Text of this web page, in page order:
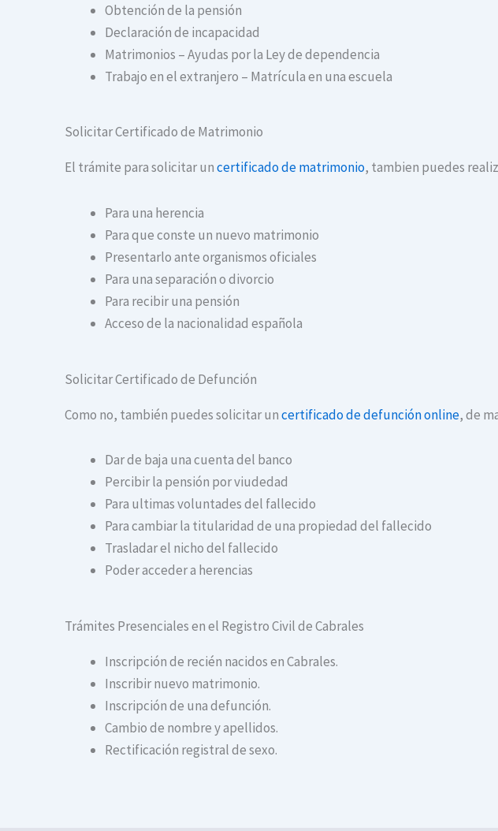
Obtención de la pensión
Declaración de incapacidad
Matrimonios – Ayudas por la Ley de dependencia
Trabajo en el extranjero – Matrícula en una escuela
Solicitar Certificado de Matrimonio
El trámite para solicitar uncertificado de matrimonio, tambien puedes
Para una herencia
Para que conste un nuevo matrimonio
Presentarlo ante organismos oficiales
Para una separación o divorcio
Para recibir una pensión
Acceso de la nacionalidad española
Solicitar Certificado de Defunción
Como no, también puedes solicitar uncertificado de defunción online, de
Dar de baja una cuenta del banco
Percibir la pensión por viudedad
Para ultimas voluntades del fallecido
Para cambiar la titularidad de una propiedad del fallecido
Trasladar el nicho del fallecido
Poder acceder a herencias
Trámites Presenciales en el Registro Civil de Cabrales
Inscripción de recién nacidos en Cabrales.
Inscribir nuevo matrimonio.
Inscripción de una defunción.
Cambio de nombre y apellidos.
Rectificación registral de sexo.